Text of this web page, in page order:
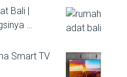
Bali |
…
Smart TV